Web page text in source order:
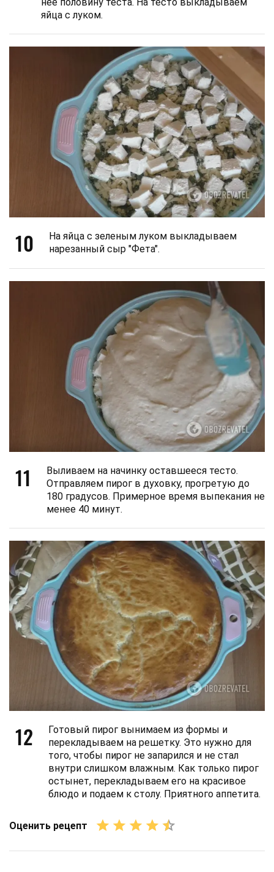
нее половину теста. На тесто выкладываем
яйца с луком.
10
На яйца с зеленым луком выкладываем
нарезанный сыр "Фета".
11
Выливаем на начинку оставшееся тесто.
Отправляем пирог в духовку, прогретую до
180 градусов. Примерное время выпекания не
менее 40 минут.
12
Готовый пирог вынимаем из формы и
перекладываем на решетку. Это нужно для
того, чтобы пирог не запарился и не стал
внутри слишком влажным. Как только пирог
остынет, перекладываем его на красивое
блюдо и подаем к столу. Приятного аппетита.
Оценить рецепт